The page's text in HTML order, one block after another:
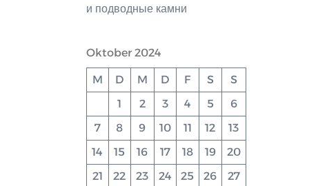
и подводные камни
Oktober 2024
M D M D F S
S
1
2 3 4 5
6
7
8 9 10 11 12
13
14
15 16 17 18 19
20
21
22 23 24 25 26 27